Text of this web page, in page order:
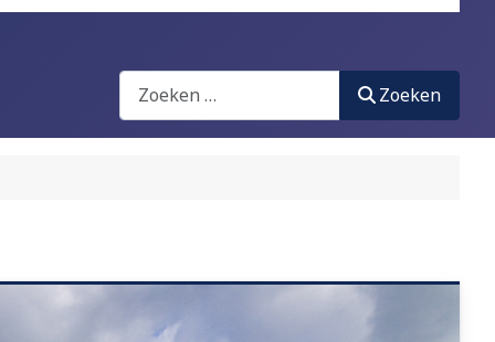
Zoeken
Zoeken